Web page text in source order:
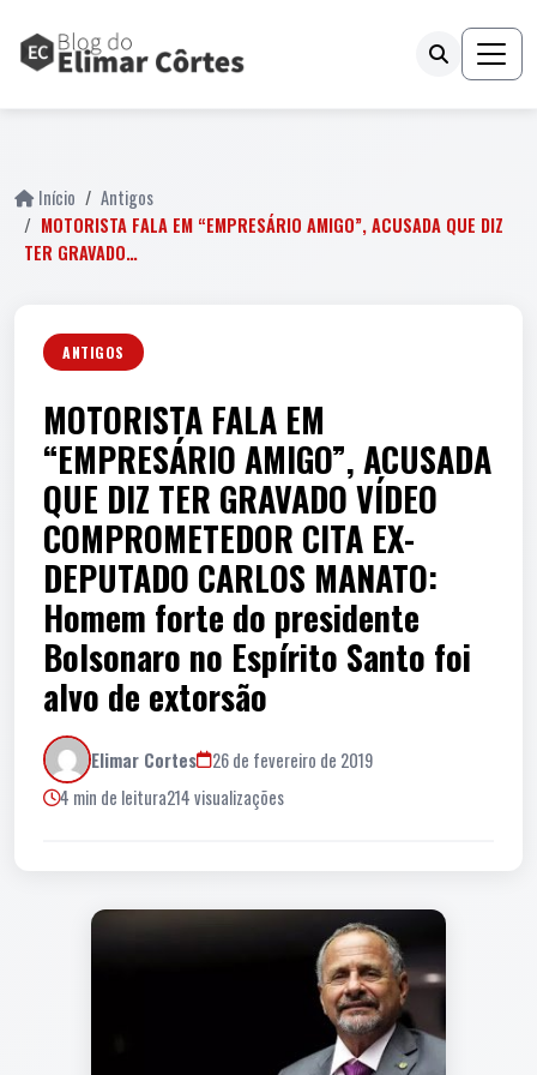
Início
Antigos
MOTORISTA FALA EM “EMPRESÁRIO AMIGO”, ACUSADA QUE DIZ
TER GRAVADO…
ANTIGOS
MOTORISTA FALA EM
“EMPRESÁRIO AMIGO”, ACUSADA
QUE DIZ TER GRAVADO VÍDEO
COMPROMETEDOR CITA EX-
DEPUTADO CARLOS MANATO:
Homem forte do presidente
Bolsonaro no Espírito Santo foi
alvo de extorsão
Elimar Cortes
26 de fevereiro de 2019
4 min de leitura214 visualizações